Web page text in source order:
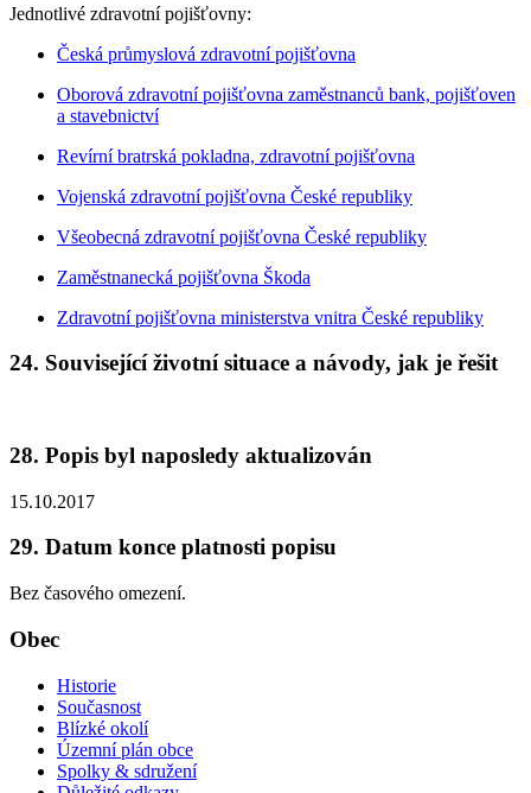
Jednotlivé zdravotní pojišťovny:
Česká průmyslová zdravotní pojišťovna
Oborová zdravotní pojišťovna zaměstnanců bank, pojišťoven
a stavebnictví
Revírní bratrská pokladna, zdravotní pojišťovna
Vojenská zdravotní pojišťovna České republiky
Všeobecná zdravotní pojišťovna České republiky
Zaměstnanecká pojišťovna Škoda
Zdravotní pojišťovna ministerstva vnitra České republiky
24. Související životní situace a návody, jak je řešit
28. Popis byl naposledy aktualizován
15.10.2017
29. Datum konce platnosti popisu
Bez časového omezení.
Obec
Historie
Současnost
Blízké okolí
Územní plán obce
Spolky & sdružení